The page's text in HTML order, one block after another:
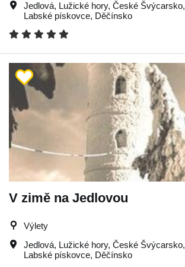
Jedlová, Lužické hory, České Švýcarsko,
Labské pískovce, Děčínsko
V zimě na Jedlovou
Výlety
Jedlová, Lužické hory, České Švýcarsko,
Labské pískovce, Děčínsko